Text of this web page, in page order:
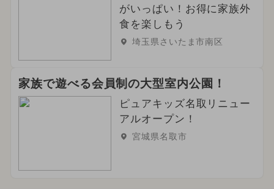
がいっぱい！お得に家族外
食を楽しもう
埼玉県さいたま市南区
家族で遊べる会員制の大型室内公園！
ピュアキッズ名取リニュー
アルオープン！
宮城県名取市